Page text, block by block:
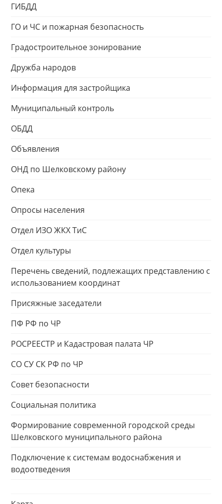
ГИБДД
ГО и ЧС и пожарная безопасность
Градостроительное зонирование
Дружба народов
Информация для застройщика
Муниципальный контроль
ОБДД
Объявления
ОНД по Шелковскому району
Опека
Опросы населения
Отдел ИЗО ЖКХ ТиС
Отдел культуры
Перечень сведений, подлежащих представлению с
использованием координат
Присяжные заседатели
ПФ РФ по ЧР
РОСРЕЕСТР и Кадастровая палата ЧР
СО СУ СК РФ по ЧР
Совет безопасности
Социальная политика
Формирование современной городской среды
Шелковского муниципального района
Подключение к системам водоснабжения и
водоотведения